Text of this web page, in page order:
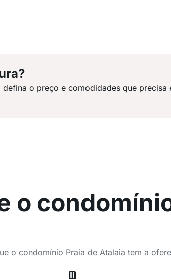
o preço e comodidades que precisa
o
o condomínio Praia de Atalaia tem a